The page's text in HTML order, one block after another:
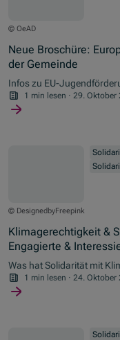
© OeAD
Neue Broschüre:
der Gemeinde
Infos zu EU-
1 min lesen · 29. Oktober
© DesignedbyFreepink
Klimagerechtigkeit &
Engagierte &
Was hat Solidarität mit
faire Klimapolitik aus –
Menschen, Demokratie
1 min lesen · 24. Oktober